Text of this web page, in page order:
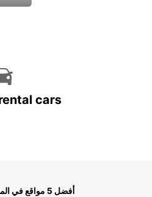
cars
أفضل 5 مواقع في المنامة